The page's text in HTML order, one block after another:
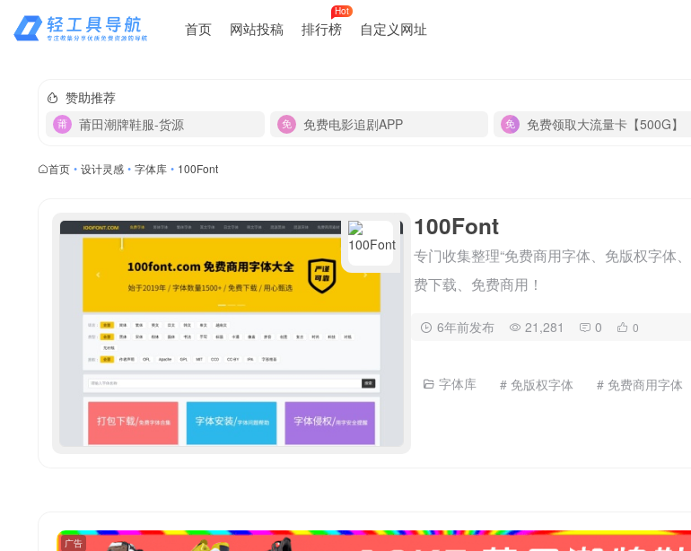
首页 网站投稿 排行榜
Hot
自定义网址
赞助推荐
莆田潮牌鞋服-货源
免费电影追剧APP 免费领取大流量卡【500G】
首页 • 设计灵感 • 字体库 • 100Font
100Font
专门收集整理“免费商用字体、免版权字体
费下载、免费商用！
6年前发布 21,281 0 0
字体库 # 免版权字体 # 免费商用字体
广告